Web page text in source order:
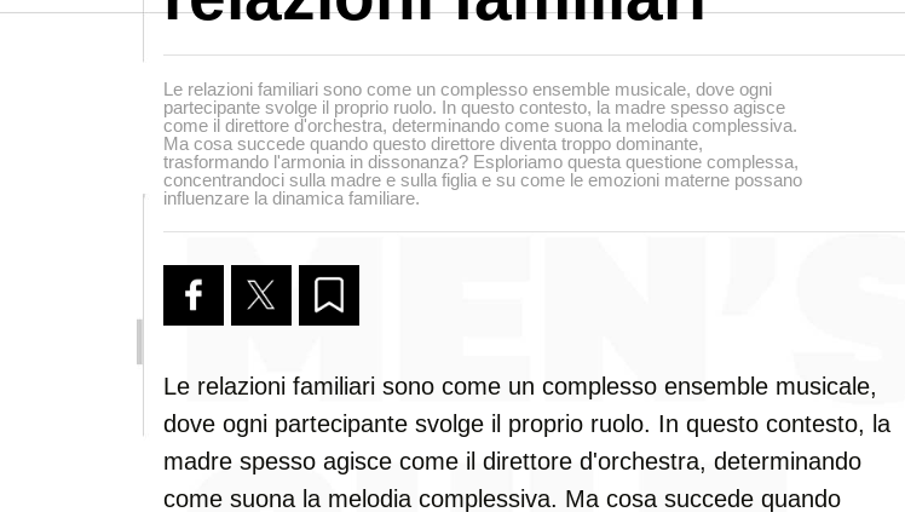
Le relazioni familiari sono come un complesso ensemble musicale, dove ogni
partecipante svolge il proprio ruolo. In questo contesto, la madre spesso agisce
come il direttore d'orchestra, determinando come suona la melodia complessiva.
Ma cosa succede quando questo direttore diventa troppo dominante,
trasformando l'armonia in dissonanza? Esploriamo questa questione complessa,
concentrandoci sulla madre e sulla figlia e su come le emozioni materne possano
influenzare la dinamica familiare.
Le relazioni familiari sono come un complesso ensemble musicale,
dove ogni partecipante svolge il proprio ruolo. In questo contesto, la
madre spesso agisce come il direttore d'orchestra, determinando
come suona la melodia complessiva. Ma cosa succede quando